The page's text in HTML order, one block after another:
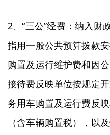
2、“三公”经费：纳入财
指用一般公共预算拨款
购置及运行维护费和因
接待费反映单位按规定
务用车购置及运行费反
（含车辆购置税），以